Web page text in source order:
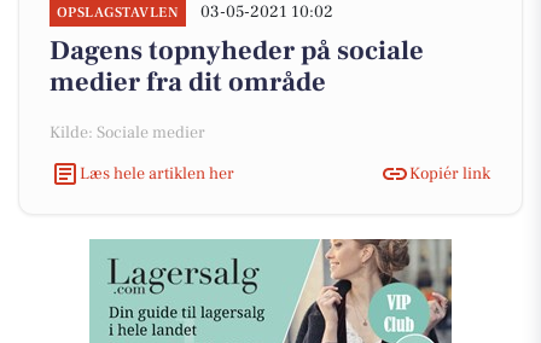
OPSLAGSTAVLEN 03-05-2021 10:02
Dagens topnyheder på sociale
medier fra dit område
Kilde: Sociale medier
Læs hele artiklen her
Kopiér link